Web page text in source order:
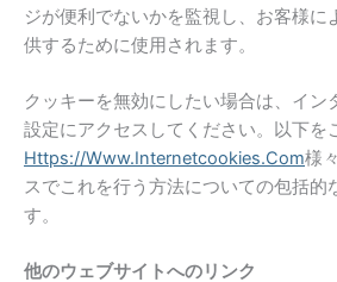
ジが便利でないかを監視し、お客様に
供するために使用されます。
クッキーを無効にしたい場合は、イン
設定にアクセスしてください。以下を
Https://www.internetcookies.com様
スでこれを行う方法についての包括的
す。
他のウェブサイトへのリンク